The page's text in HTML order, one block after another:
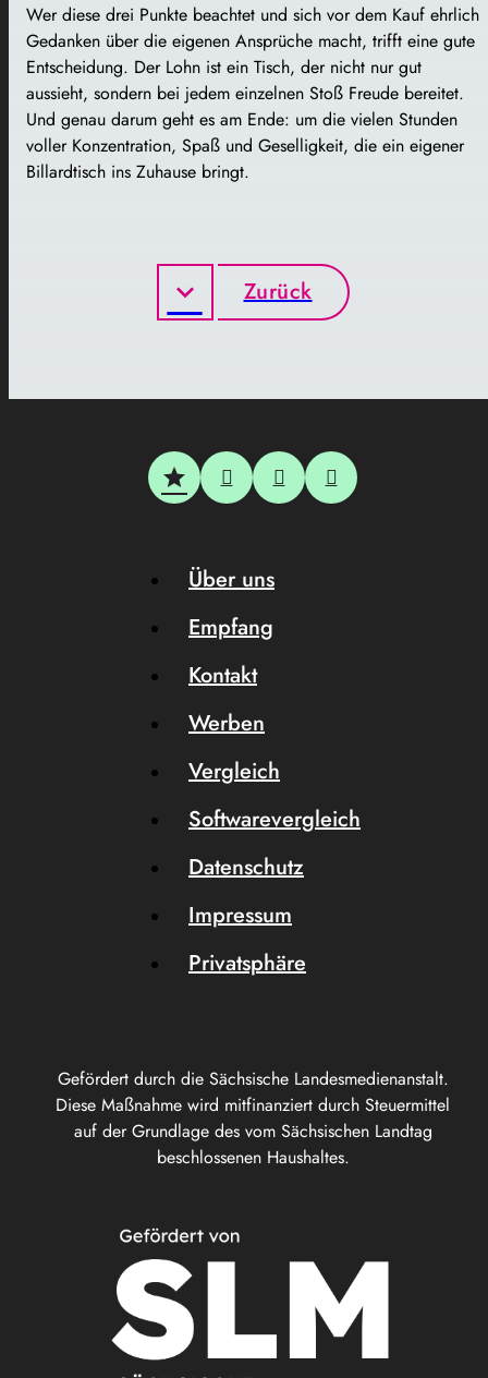
Wer diese drei Punkte beachtet und sich vor dem Kauf ehrlich
Gedanken über die eigenen Ansprüche macht, trifft eine gute
Entscheidung. Der Lohn ist ein Tisch, der nicht nur gut
aussieht, sondern bei jedem einzelnen Stoß Freude bereitet.
Und genau darum geht es am Ende: um die vielen Stunden
voller Konzentration, Spaß und Geselligkeit, die ein eigener
Billardtisch ins Zuhause bringt.
Zurück
Gefördert durch die Sächsische Landesmedienanstalt.
Diese Maßnahme wird mitfinanziert durch Steuermittel
auf der Grundlage des vom Sächsischen Landtag
beschlossenen Haushaltes.
Über uns
Empfang
Kontakt
Werben
Vergleich
Softwarevergleich
Datenschutz
Impressum
Privatsphäre